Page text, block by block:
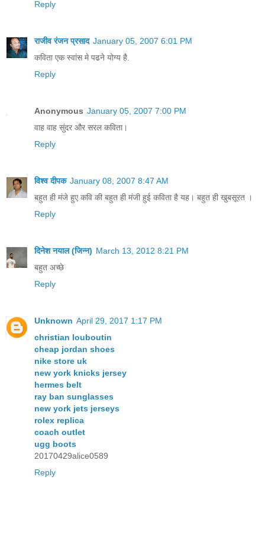
Reply
राजीव रंजन प्रसाद January 05, 2007 6:01 PM
कविता एक स्वांस मे पढने योग्य है.
Reply
Anonymous January 05, 2007 7:00 PM
वाह वाह सुंदर और सरल कविता।
Reply
विश्व दीपक January 08, 2007 8:47 AM
बहुत ही मंजे हुए कवि की बहुत ही मंजी हुई कविता है यह। बहुत ही खुबसूरत ।
Reply
दिनेश नयाल (जिन्न) March 13, 2012 8:21 PM
बहुत अच्छे
Reply
Unknown April 29, 2017 1:17 PM
christian louboutin
cheap jordan shoes
nike store uk
new york knicks jersey
hermes belt
ray ban sunglasses
new york jets jerseys
rolex replica
coach outlet
ugg boots
20170429alice0589
Reply